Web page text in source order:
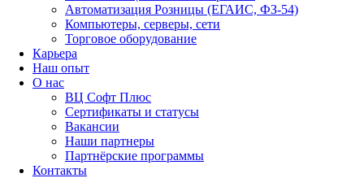
Автоматизация Розницы (ЕГАИС, ФЗ-54)
Компьютеры, серверы, сети
Торговое оборудование
Карьера
Наш опыт
О нас
ВЦ Софт Плюс
Сертификаты и статусы
Вакансии
Наши партнеры
Партнёрские программы
Контакты